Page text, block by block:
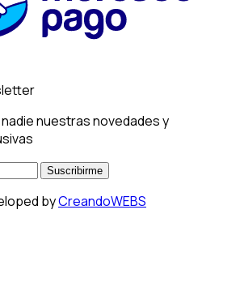
nuestras novedades y
Suscribirme
byCreandoWEBS